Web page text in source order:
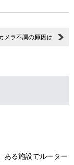
メラ不調の原因は
ある施設でルーター